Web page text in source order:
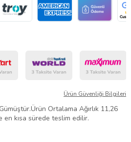
Ürün Güvenliği Bilgileri
Ortalama Ağırlık 11,26
en kısa sürede teslim edilir.